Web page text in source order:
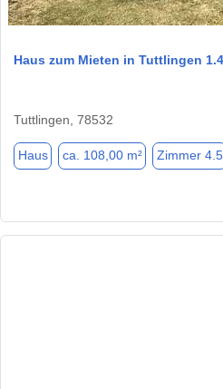
Haus zum Mieten in Tuttlingen
Tuttlingen, 78532
Haus ca. 108,00 m² Zimmer 4.5